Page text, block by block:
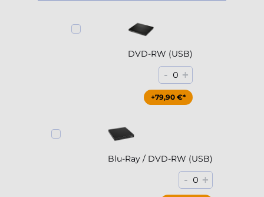
DVD-RW (USB)
- 0 +
+79,90 €*
Blu-Ray / DVD-RW (USB)
- 0 +